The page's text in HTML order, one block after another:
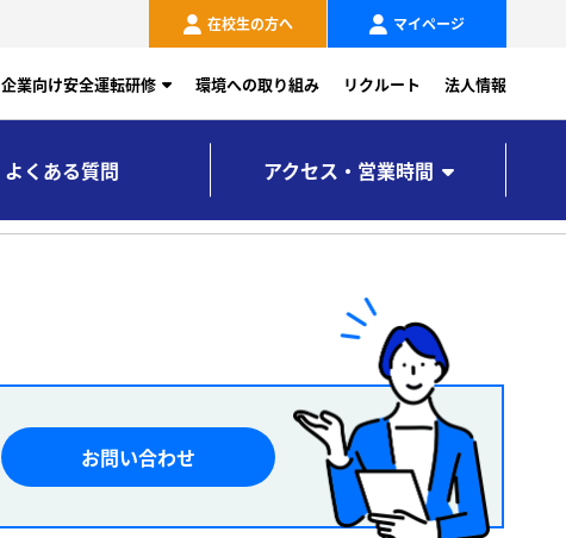
在校生の方へ マイページ
企業向け安全運転研修 環境への取り組み リクルート 法人情報
よくある質問 アクセス・営業時間
お問い合わせ